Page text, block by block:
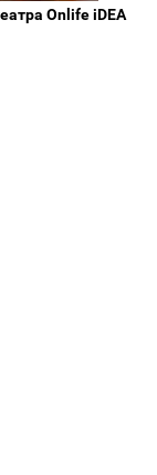
Onlife iDEA